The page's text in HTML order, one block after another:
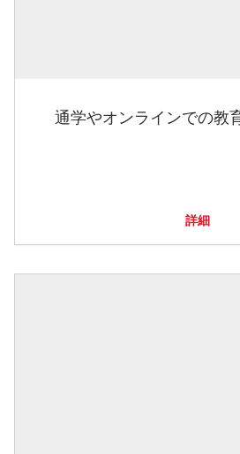
通学やオンラインでの教
詳細